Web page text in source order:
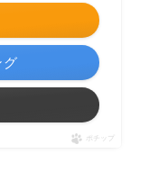
グ
ポチップ